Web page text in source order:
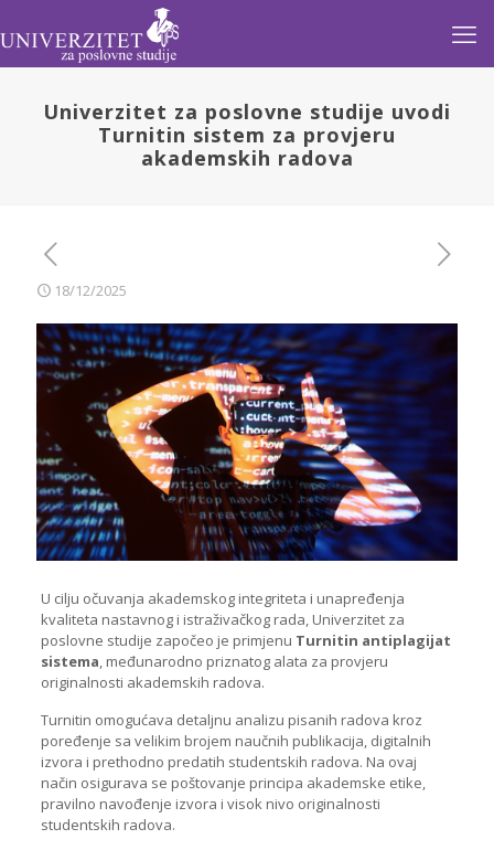
Univerzitet za poslovne studije uvodi
Turnitin sistem za provjeru
akademskih radova
18/12/2025
U cilju očuvanja akademskog integriteta i unapređenja
kvaliteta nastavnog i istraživačkog rada, Univerzitet za
poslovne studije započeo je primjenu Turnitin antiplagijat
sistema, međunarodno priznatog alata za provjeru
originalnosti akademskih radova.
Turnitin omogućava detaljnu analizu pisanih radova kroz
poređenje sa velikim brojem naučnih publikacija, digitalnih
izvora i prethodno predatih studentskih radova. Na ovaj
način osigurava se poštovanje principa akademske etike,
pravilno navođenje izvora i visok nivo originalnosti
studentskih radova.